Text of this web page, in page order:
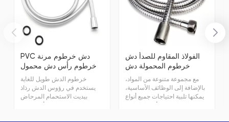
PVC دش خرطوم مرنة
خرطوم رأس دش محمول
خرطوم الدش طويل للغاية
يستخدم في رؤوس الدش رذاذ
بيديت الاستحمام المرحاض
الفولاذ المقاوم للصدأ دش
خرطوم المحمولة دش
رئيس خرطوم
مع مجموعة متنوعة من المواد،
بالإضافة إلى الوظائف الأساسية،
يمكنها تلبية احتياجات جميع أنواع